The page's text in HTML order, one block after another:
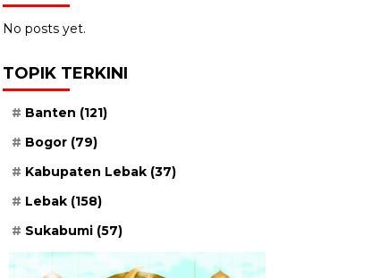
No posts yet.
TOPIK TERKINI
Banten (121)
Bogor (79)
Kabupaten Lebak (37)
Lebak (158)
Sukabumi (57)